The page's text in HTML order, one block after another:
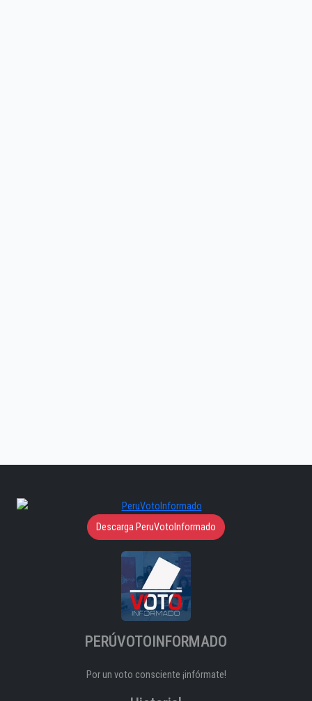
Descarga PeruVotoInformado
PERÚVOTOINFORMADO
Por un voto consciente ¡infórmate!